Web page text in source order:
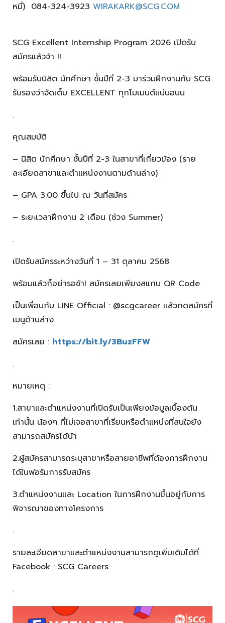
หมี่) 084-324-3923 WIRAKARK@SCG.COM
SCG Excellent Internship Program 2026 เปิดรับ
สมัครแล้วจ้า !!
พร้อมรับนิสิต นักศึกษา ชั้นปีที่ 2-3 มาร่วมฝึกงานกับ SCG
รับรองว่าจัดเต็ม EXCELLENT ทุกโมเมนต์แน่นอนน
.
คุณสมบัติ
– นิสิต นักศึกษา ชั้นปีที่ 2-3 ในสาขาที่เกี่ยวข้อง (ราย
ละเอียดสาขาและตำแหน่งงานตามด้านล่าง)
– GPA 3.00 ขึ้นไป ณ วันที่สมัคร
– ระยะเวลาฝึกงาน 2 เดือน (ช่วง Summer)
.
เปิดรับสมัครระหว่างวันที่ 1 – 31 ตุลาคม 2568
พร้อมแล้วก็อย่ารอช้า! สมัครเลยเพียงสแกน QR Code
เป็นเพื่อนกับ LINE Official : @scgcareer แล้วกดสมัครที่
เมนูด้านล่าง
สมัครเลย : https://bit.ly/3BuzFFW
.
หมายเหตุ :
1.สาขาและตำแหน่งงานที่เปิดรับเป็นเพียงข้อมูลเบื้องต้น
เท่านั้น น้องๆ ที่ไม่เจอสาขาที่เรียนหรือตำแหน่งที่สนใจยัง
สามารถสมัครได้น้า
2.ผู้สมัครสามารถระบุสาขาหรือสายอาชีพที่ต้องการฝึกงาน
ได้ในฟอร์มการรับสมัคร
3.ตำแหน่งงานและ Location ในการฝึกงานขึ้นอยู่กับการ
พิจารณาของทางโครงการ
.
รายละเอียดสาขาและตำแหน่งงานสามารถดูเพิ่มเติมได้ที่
Facebook : SCG Careers
.